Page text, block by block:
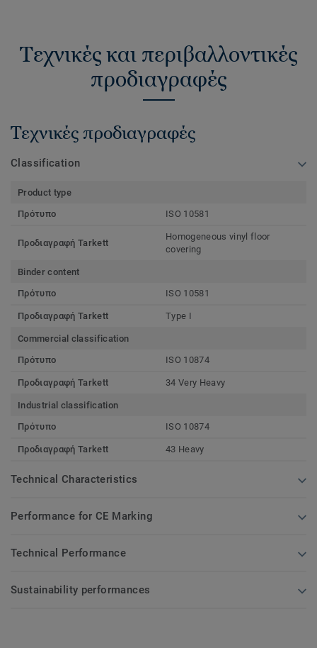
Τεχνικές και περιβαλλοντικές
προδιαγραφές
Τεχνικές προδιαγραφές
Classification
Product type
Πρότυπο
ISO 10581
Προδιαγραφή Tarkett
Homogeneous vinyl floor
covering
Binder content
Πρότυπο
ISO 10581
Προδιαγραφή Tarkett Type I
Commercial classification
Πρότυπο
ISO 10874
Προδιαγραφή Tarkett 34 Very Heavy
Industrial classification
Πρότυπο
ISO 10874
Προδιαγραφή Tarkett 43 Heavy
Technical Characteristics
Performance for CE Marking
Technical Performance
Sustainability performances